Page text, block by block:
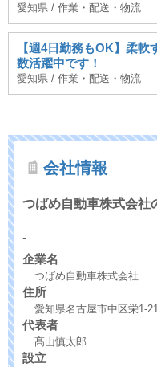
愛知県 / 作業・配送・物流
【週4日勤務もOK】柔
数活躍中です！
愛知県 / 作業・配送・物流
会社情報
つばめ自動車株式会社
-
企業名
つばめ自動車株式会社
住所
愛知県名古屋市中区栄1-
代表者
髙山慎太郎
設立